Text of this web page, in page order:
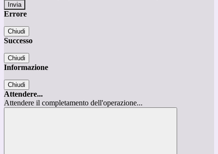
Errore
Chiudi
Successo
Chiudi
Informazione
Chiudi
Attendere...
Attendere il completamento dell'operazione...